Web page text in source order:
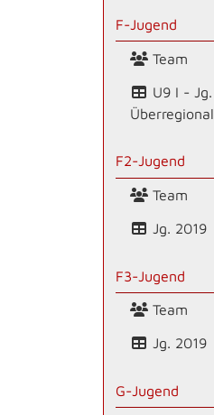
F-Jugend
Team
U9 I -
Überregional
F2-Jugend
Team
Jg. 2019
F3-Jugend
Team
Jg. 2019
G-Jugend